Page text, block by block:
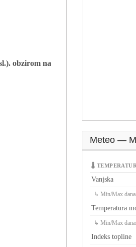
obzirom na
Meteo —
🌡
Vanjska
↳ Min/Max
Temperatura
↳ Min/Max
Indeks topline